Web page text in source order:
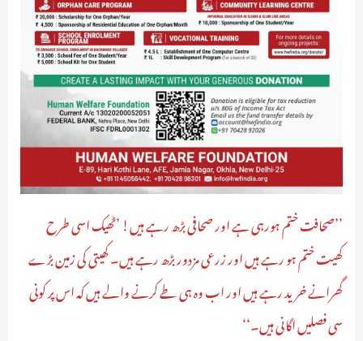
’’صحافت ختم ہورہی ہے اور صحافی بڑھ رہے ہیں! ’ٹھیک اسی طرح
کھیت ختم ہو رہے ہیں اور زرعی مزدور بڑھ رہے ہیں۔ کھیتی کی زمین بڑے
گھرانے خرید رہے ہیں اور اب وہ ہی طے کرنے والے ہیں کہ اس پر کونی
سی فصلیں اگانی ہیں۔‘‘